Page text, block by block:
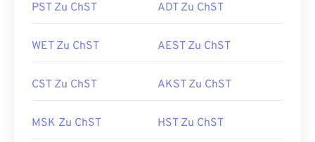
PST Zu ChST ADT Zu ChST
WET Zu ChST AEST Zu ChST
CST Zu ChST AKST Zu ChST
MSK Zu ChST HST Zu ChST